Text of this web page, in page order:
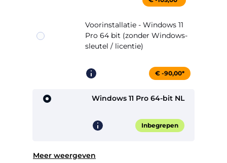
Voorinstallatie - Windows 11
Pro 64 bit (zonder Windows-
sleutel / licentie)
€ -90,00*
Windows 11 Pro 64-bit NL
Inbegrepen
Meer weergeven